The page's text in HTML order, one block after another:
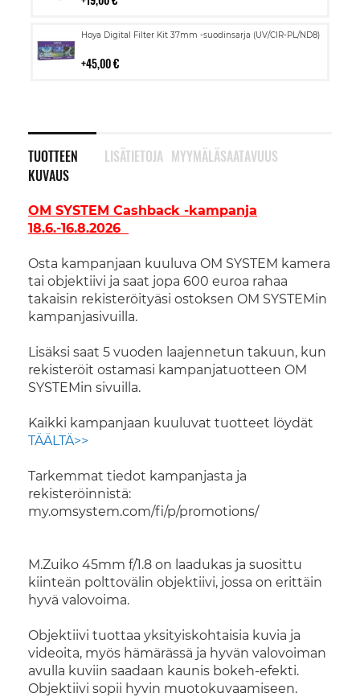
Hoya Digital Filter Kit 37mm -suodinsarja (UV/CIR-PL/ND8)
45,00 €
Lisää
TUOTTEEN
KUVAUS
OM SYSTEM Cashback -kampanja
18.6.-16.8.2026
Osta kampanjaan kuuluva OM SYSTEM kamera
tai objektiivi ja saat jopa 600 euroa rahaa
takaisin rekisteröityäsi ostoksen OM SYSTEMin
kampanjasivuilla.
Lisäksi saat 5 vuoden laajennetun takuun, kun
rekisteröit ostamasi kampanjatuotteen OM
SYSTEMin sivuilla.
Kaikki kampanjaan kuuluvat tuotteet löydät
TÄÄLTÄ>>
Tarkemmat tiedot kampanjasta ja
rekisteröinnistä:
my.omsystem.com/fi/p/promotions/
M.Zuiko 45mm f/1.8 on laadukas ja suosittu
kiinteän polttovälin objektiivi, jossa on erittäin
hyvä valovoima.
Objektiivi tuottaa yksityiskohtaisia kuvia ja
videoita, myös hämärässä ja hyvän valovoiman
avulla kuviin saadaan kaunis bokeh-efekti.
Objektiivi sopii hyvin muotokuvaamiseen.
LISÄTIETOJA MYYMÄLÄSAATAVUUS